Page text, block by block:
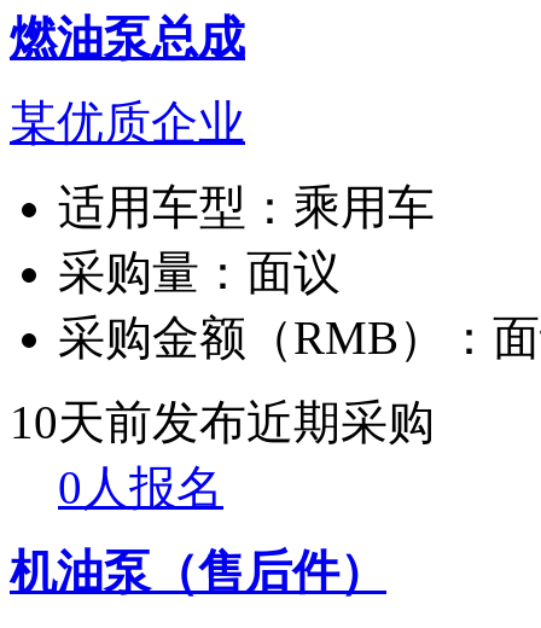
燃油泵总成
某优质企业
适用车型： 乘用车
采购量： 面议
采购金额（RMB）：
10天前发布近期采购
0人报名
机油泵（售后件）